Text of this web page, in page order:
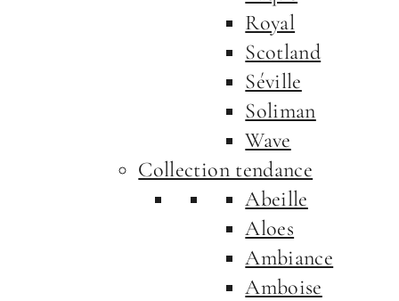
Royal
Scotland
Séville
Soliman
Wave
Collection tendance
Abeille
Aloes
Ambiance
Amboise